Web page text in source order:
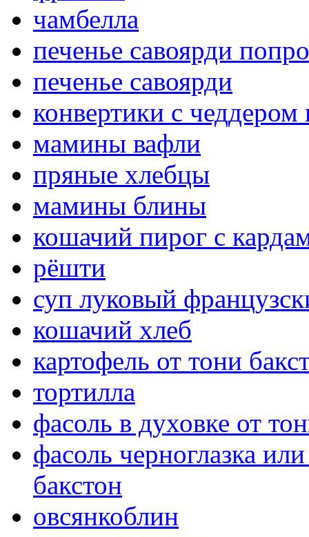
чамбелла
печенье савоярди
печенье савоярди
конвертики с чеддером
мамины вафли
пряные хлебцы
мамины блины
кошачий пирог с
рёшти
суп луковый
кошачий хлеб
картофель от тони
тортилла
фасоль в духовке от
фасоль черноглазка
бакстон
овсянкоблин